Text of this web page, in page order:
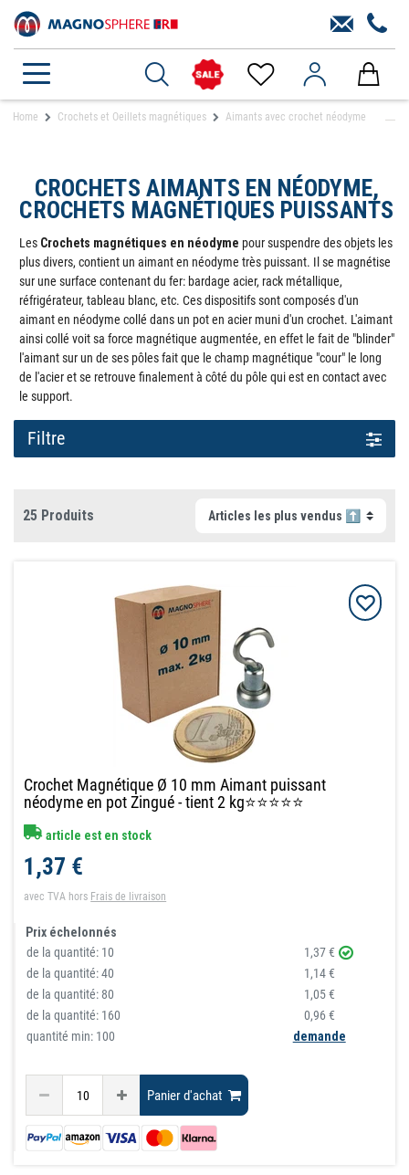
Home Crochets et Oeillets magnétiques Aimants avec crochet néodyme
CROCHETS AIMANTS EN NÉODYME,
CROCHETS MAGNÉTIQUES PUISSANTS
Les Crochets magnétiques en néodyme pour suspendre des objets les
plus divers, contient un aimant en néodyme très puissant. Il se magnétise
sur une surface contenant du fer: bardage acier, rack métallique,
réfrigérateur, tableau blanc, etc. Ces dispositifs sont composés d'un
aimant en néodyme collé dans un pot en acier muni d'un crochet. L'aimant
ainsi collé voit sa force magnétique augmentée, en effet le fait de "blinder"
l'aimant sur un de ses pôles fait que le champ magnétique "cour" le long
de l'acier et se retrouve finalement à côté du pôle qui est en contact avec
le support.
Filtre
25 Produits
Crochet Magnétique Ø 10 mm Aimant puissant
néodyme en pot Zingué - tient 2 kg⭐⭐⭐⭐⭐
article est en stock
1,37 €
avec TVA hors Frais de livraison
Prix échelonnés
de la quantité: 10
1,37 €
de la quantité:40
1,14 €
de la quantité: 80
1,05 €
de la quantité: 160
0,96 €
quantité min: 100
demande
Panier d'achat